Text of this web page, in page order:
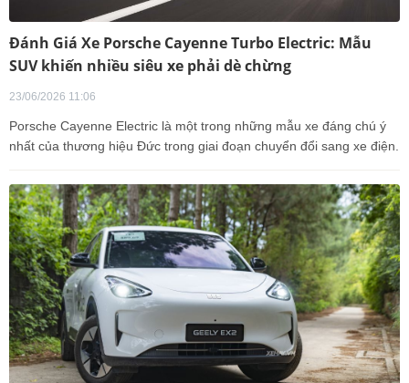
Đánh Giá Xe Porsche Cayenne Turbo Electric: Mẫu
SUV khiến nhiều siêu xe phải dè chừng
23/06/2026 11:06
Porsche Cayenne Electric là một trong những mẫu xe đáng chú ý
nhất của thương hiệu Đức trong giai đoạn chuyển đổi sang xe điện.